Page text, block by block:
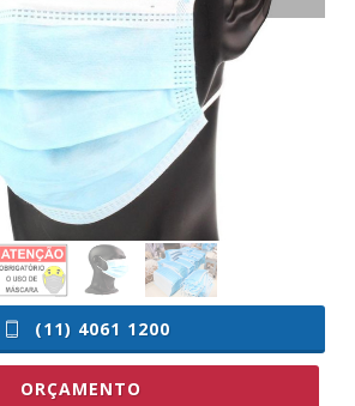
(11) 4061 1200
ORÇAMENTO